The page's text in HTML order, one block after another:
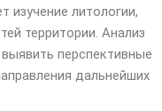
изучение литологии,
территории. Анализ
перспективные
дальнейших